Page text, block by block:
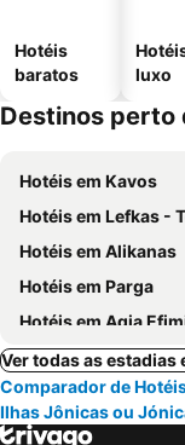
Hotéis
baratos
luxo
Destinos perto
Hotéis em Kavos
Hotéis em Lefkas -
Hotéis em Alikanas
Hotéis em Parga
Hotéis em Agia
Ver todas as estadias
Comparador de
Ilhas Jônicas ou